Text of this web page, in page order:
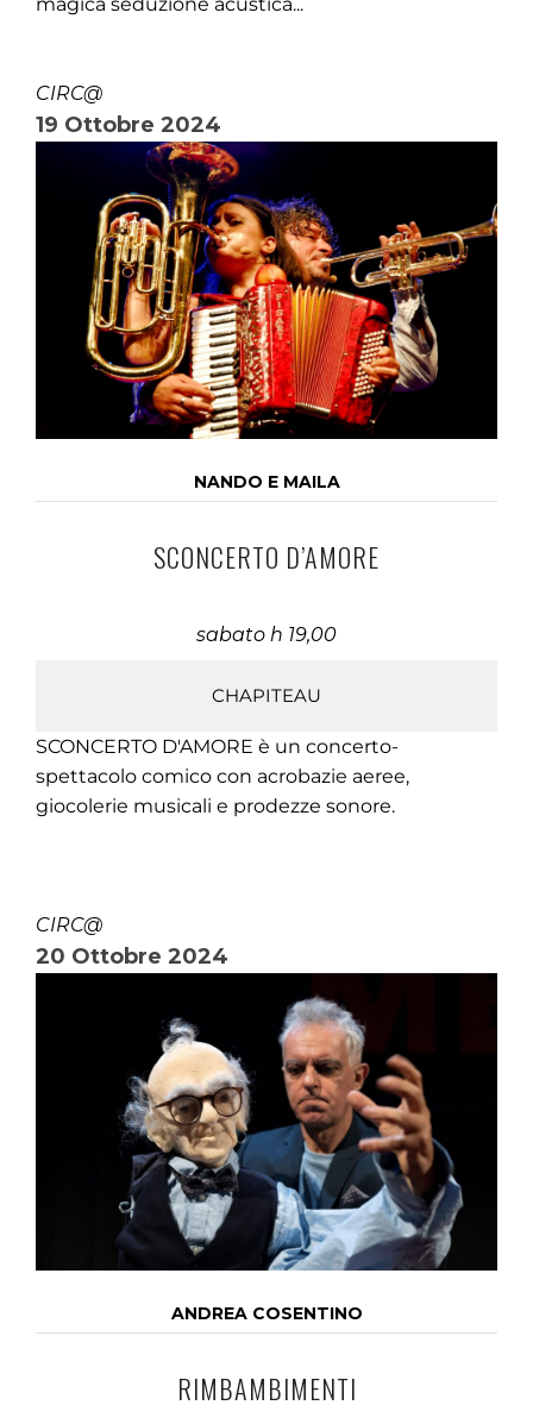
CIRC@
19 Ottobre 2024
NANDO E MAILA
SCONCERTO D’AMORE
sabato h 19,00
CHAPITEAU
SCONCERTO D'AMORE è un concerto-
spettacolo comico con acrobazie aeree,
giocolerie musicali e prodezze sonore.
CIRC@
20 Ottobre 2024
ANDREA COSENTINO
RIMBAMBIMENTI